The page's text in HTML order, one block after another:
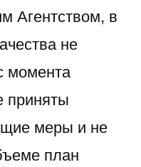
Агентством, в
не
момента
приняты
меры и не
план